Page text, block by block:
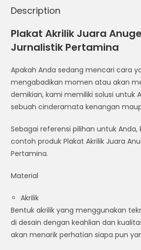
Description
Plakat Akrilik Juara
Jurnalistik Pertamina
Apakah Anda sedang mencari cara
mengabadikan momen atau akan
demikian, kami memiliki solusi untuk
sebuah cinderamata kenangan
Sebagai referensi pilihan untuk
contoh produk Plakat Akrilik Juara
Pertamina.
Material
Akrilik
Bentuk akrilik yang menggunakan
di desain dengan keahlian dan
akan menarik perhatian siapa pun